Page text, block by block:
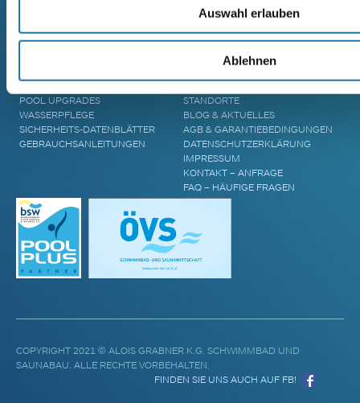
Auswahl erlauben
Ablehnen
AREND TARU MASSIVHOLZSAUNA
ZUBEHÖR & INFORMATIONEN
POOL UPGRADES
WASSERPFLEGE
SICHERHEITS-DATENBLÄTTER
GEBRAUCHSANLEITUNGEN
UNTERNEHMEN
STANDORTE
BLOG & AKTUELLES
AGB & GARANTIEBEDINGUNGEN
DATENSCHUTZERKLÄRUNG
IMPRESSUM
KONTAKT – ANFRAGE
FAQ – HÄUFIGE FRAGEN
COPYRIGHT 2021 © ALOIS GRABNER K.G. SCHWIMMBAD UND
SAUNABAU. ALLE RECHTE VORBEHALTEN.
FINDEN SIE UNS AUCH AUF FB!